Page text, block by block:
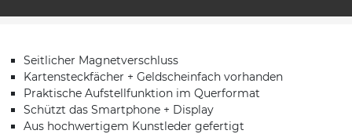
Seitlicher Magnetverschluss
Kartensteckfächer + Geldscheinfach vorhanden
Praktische Aufstellfunktion im Querformat
Schützt das Smartphone + Display
Aus hochwertigem Kunstleder gefertigt